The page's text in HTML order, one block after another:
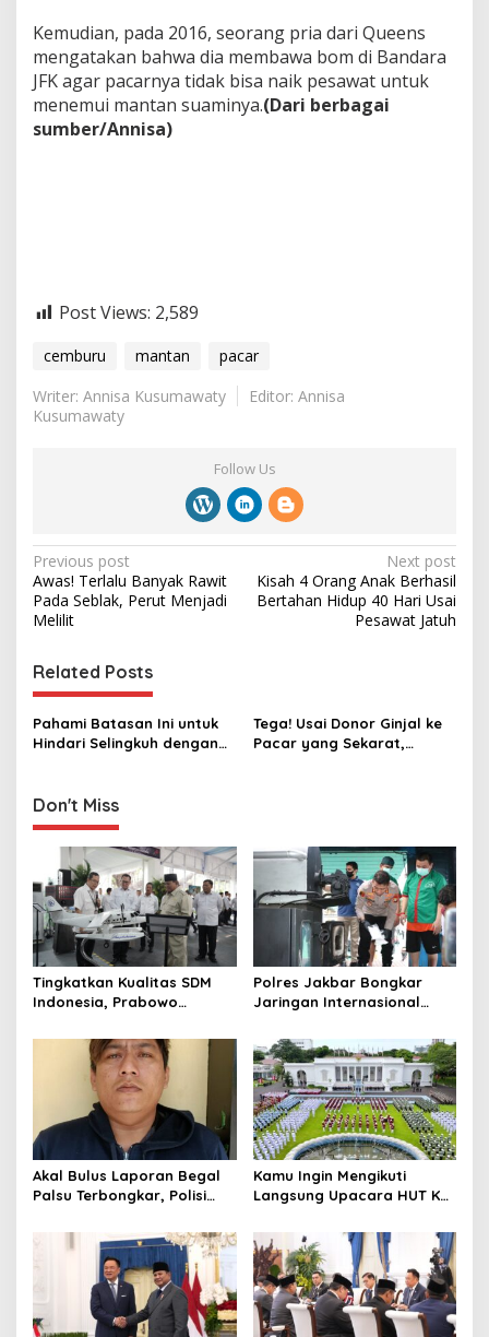
Kemudian, pada 2016, seorang pria dari Queens
mengatakan bahwa dia membawa bom di Bandara
JFK agar pacarnya tidak bisa naik pesawat untuk
menemui mantan suaminya.(Dari berbagai
sumber/Annisa)
Post Views: 2,589
cemburu mantan
pacar
Writer: Annisa Kusumawaty
Editor: Annisa
Kusumawaty
Follow Us
P
o
s
t
n
a
v
g
a
t
i
o
n
Previous post
Awas! Terlalu Banyak Rawit
Pada Seblak, Perut Menjadi
Melilit
Next post
Kisah 4 Orang Anak Berhasil
Bertahan Hidup 40 Hari Usai
Pesawat Jatuh
Related Posts
Pahami Batasan Ini untuk
Hindari Selingkuh dengan
Tega! Usai Donor Ginjal ke
Pacar yang Sekarat,
Don't Miss
Tingkatkan Kualitas SDM
Indonesia, Prabowo
hingga Undang Universitas
Terbaik Dunia
Polres Jakbar Bongkar
Jaringan Internasional
Narkoba, 7 Tersangka
Diringkus dan Barang Bukti
1,1 Ton Rp119 Miliar
Dimusnahkan
Akal Bulus Laporan Begal
Palsu Terbongkar, Polisi
Perusahaan untuk Crypto
Kamu Ingin Mengikuti
Langsung Upacara HUT Ke-
Istana? Ini Link
Pendaftaran Resminya di
Sini